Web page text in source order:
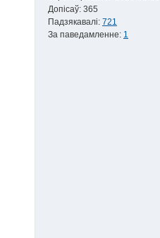
Допісаў: 365
Падзякавалі: 721
За паведамленне: 1